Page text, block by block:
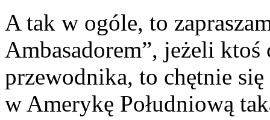
A tak w ogóle, to
Ambasadorem”, jeżeli ktoś
przewodnika, to chętnie
w Amerykę Południową